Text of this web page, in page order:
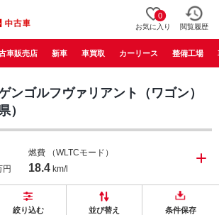
0
お気に入り 閲覧履歴
車販売店 新車 車買取 カーリース 整備工場
ンゴルフヴァリアント（ワゴン）
）
円
燃費 （WLTCモード）
18.4 km/l
絞り込む 並び替え 条件保存